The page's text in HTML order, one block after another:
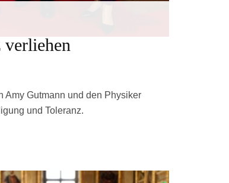
Amy Gutmann und den Physiker
und Toleranz.